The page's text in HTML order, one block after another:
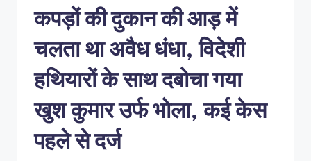
m
a
कपड़ों की दुकान की आड़ में
चलता था अवैध धंधा, विदेशी
हथियारों के साथ दबोचा गया
खुश कुमार उर्फ भोला, कई केस
पहले से दर्ज